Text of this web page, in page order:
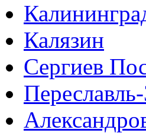
Калязин
Сергиев